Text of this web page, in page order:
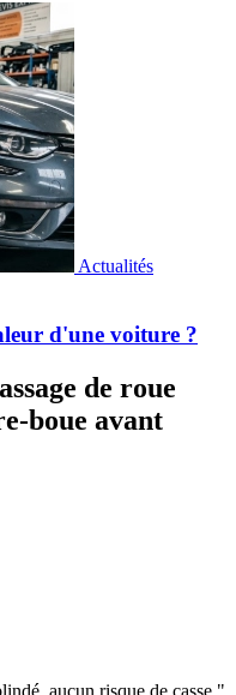
Actualités
d'une voiture ?
de roue
boue avant